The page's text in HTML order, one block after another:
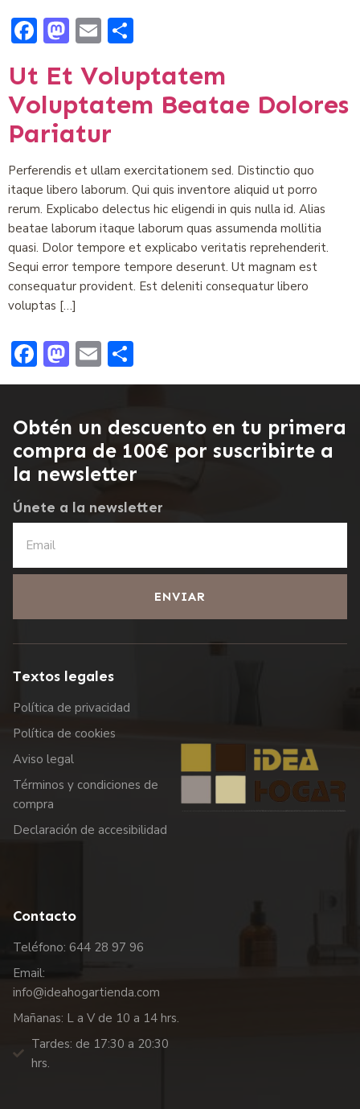
Facebook
Mastodon
Email
Ut Et Voluptatem
Voluptatem Beatae Dolores
Pariatur
Perferendis et ullam exercitationem sed. Distinctio quo
itaque libero laborum. Qui quis inventore aliquid ut porro
rerum. Explicabo delectus hic eligendi in quis nulla id. Alias
beatae laborum itaque laborum quas assumenda mollitia
quasi. Dolor tempore et explicabo veritatis reprehenderit.
Sequi error tempore tempore deserunt. Ut magnam est
consequatur provident. Est deleniti consequatur libero
voluptas […]
Facebook
Mastodon
Email
Obtén un descuento en tu primera
compra de 100€ por suscribirte a
la newsletter
Únete a la newsletter
ENVIAR
Textos legales
Política de privacidad
Política de cookies
Aviso legal
Términos y condiciones de
compra
Declaración de accesibilidad
Contacto
Teléfono: 644 28 97 96
Email:
info@ideahogartienda.com
Mañanas: L a V de 10 a 14 hrs.
Tardes: de 17:30 a 20:30
hrs.